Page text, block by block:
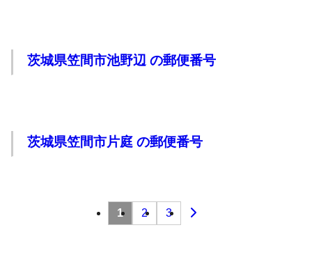
茨城県笠間市池野辺 の郵便番号
茨城県笠間市片庭 の郵便番号
1 2 3